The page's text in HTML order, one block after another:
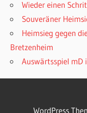
Wieder einen
Souveräner
Heimsieg gegen
Bretzenheim
Auswärtsspiel mD
WordPress